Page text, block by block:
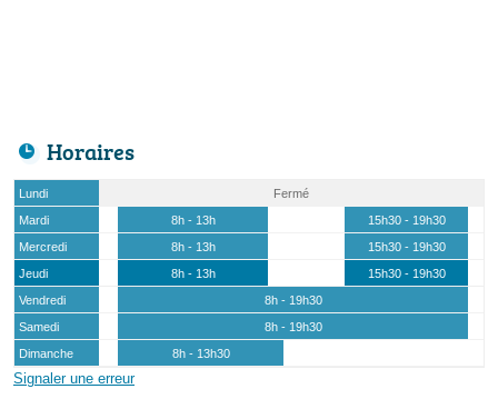
Horaires
Lundi
Fermé
Mardi
8h - 13h
15h30 - 19h30
Mercredi
8h - 13h
15h30 - 19h30
Jeudi
8h - 13h
15h30 - 19h30
Vendredi
8h - 19h30
Samedi
8h - 19h30
Dimanche
8h - 13h30
Signaler une erreur